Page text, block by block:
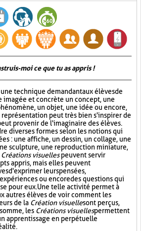
moi ce que tu as appris !
technique demandant aux élèves de
imagée et concrète un concept, une
un objet, une idée ou encore,
peut très bien s'inspirer de
provenir de l'imaginaire des élèves.
diverses formes selon les notions qui
: une affiche, un dessin, un collage, une
sculpture, une reproduction miniature,
Créations visuellespeuvent servir
appris, mais elles peuvent
d'exprimer leurs pensées,
ou encore des questions qui
pour eux. Une telle activité permet à
autres élèves de voir comment les
de la Création visuellesont perçus,
les Créations visuellespermettent
apprentissage en perpétuelle